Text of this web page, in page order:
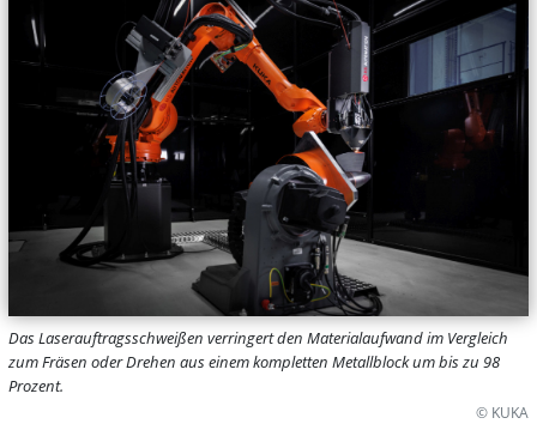
Das Laserauftragsschweißen verringert den Materialaufwand im Vergleich
zum Fräsen oder Drehen aus einem kompletten Metallblock um bis zu 98
Prozent.
© KUKA